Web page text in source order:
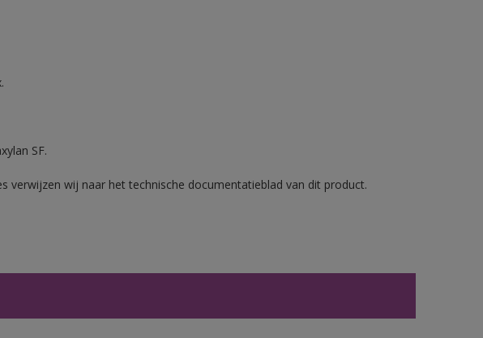
SF.
verwijzen wij naar het technische documentatieblad van dit product.